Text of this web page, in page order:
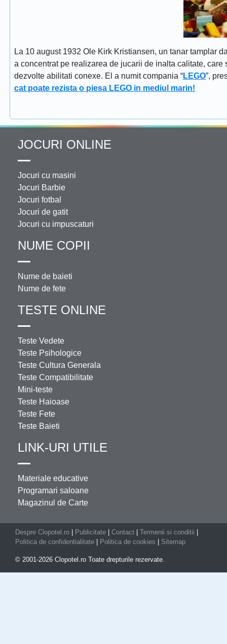
La 10 august 1932 Ole Kirk Kristiansen, un tanar tamplar
a concentrat pe realizarea de jucarii de inalta calitate,
dezvolte abilitati conexe. El a numit compania “LEGO”,
cat poate rezista o piesa LEGO in mediul marin!
JOCURI ONLINE
Jocuri cu masini
Jocuri Barbie
Jocuri fotbal
Jocuri de gatit
Jocuri cu impuscaturi
NUME COPII
Nume de baieti
Nume de fete
TESTE ONLINE
Teste Vedete
Teste Psihologice
Teste Cultura Generala
Teste Compatibilitate
Mini-teste
Teste Haioase
Teste Fete
Teste Baieti
LINK-URI UTILE
Materiale educative
Programari saloane
Magazinul de Carte
Despre Clopotel.ro Publicitate Contact Termenii si conditii
Politica de confidentialitate
Politica de cookies Sitemap
© 2001-2026 Clopotel.ro Toate drepturile rezervate.